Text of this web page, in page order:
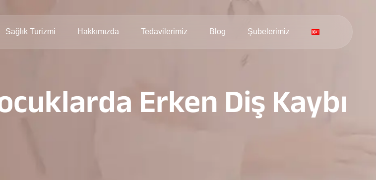
Sağlık Turizmi Hakkımızda Tedavilerimiz Blog Şubelerimiz
Erken Diş Kaybı